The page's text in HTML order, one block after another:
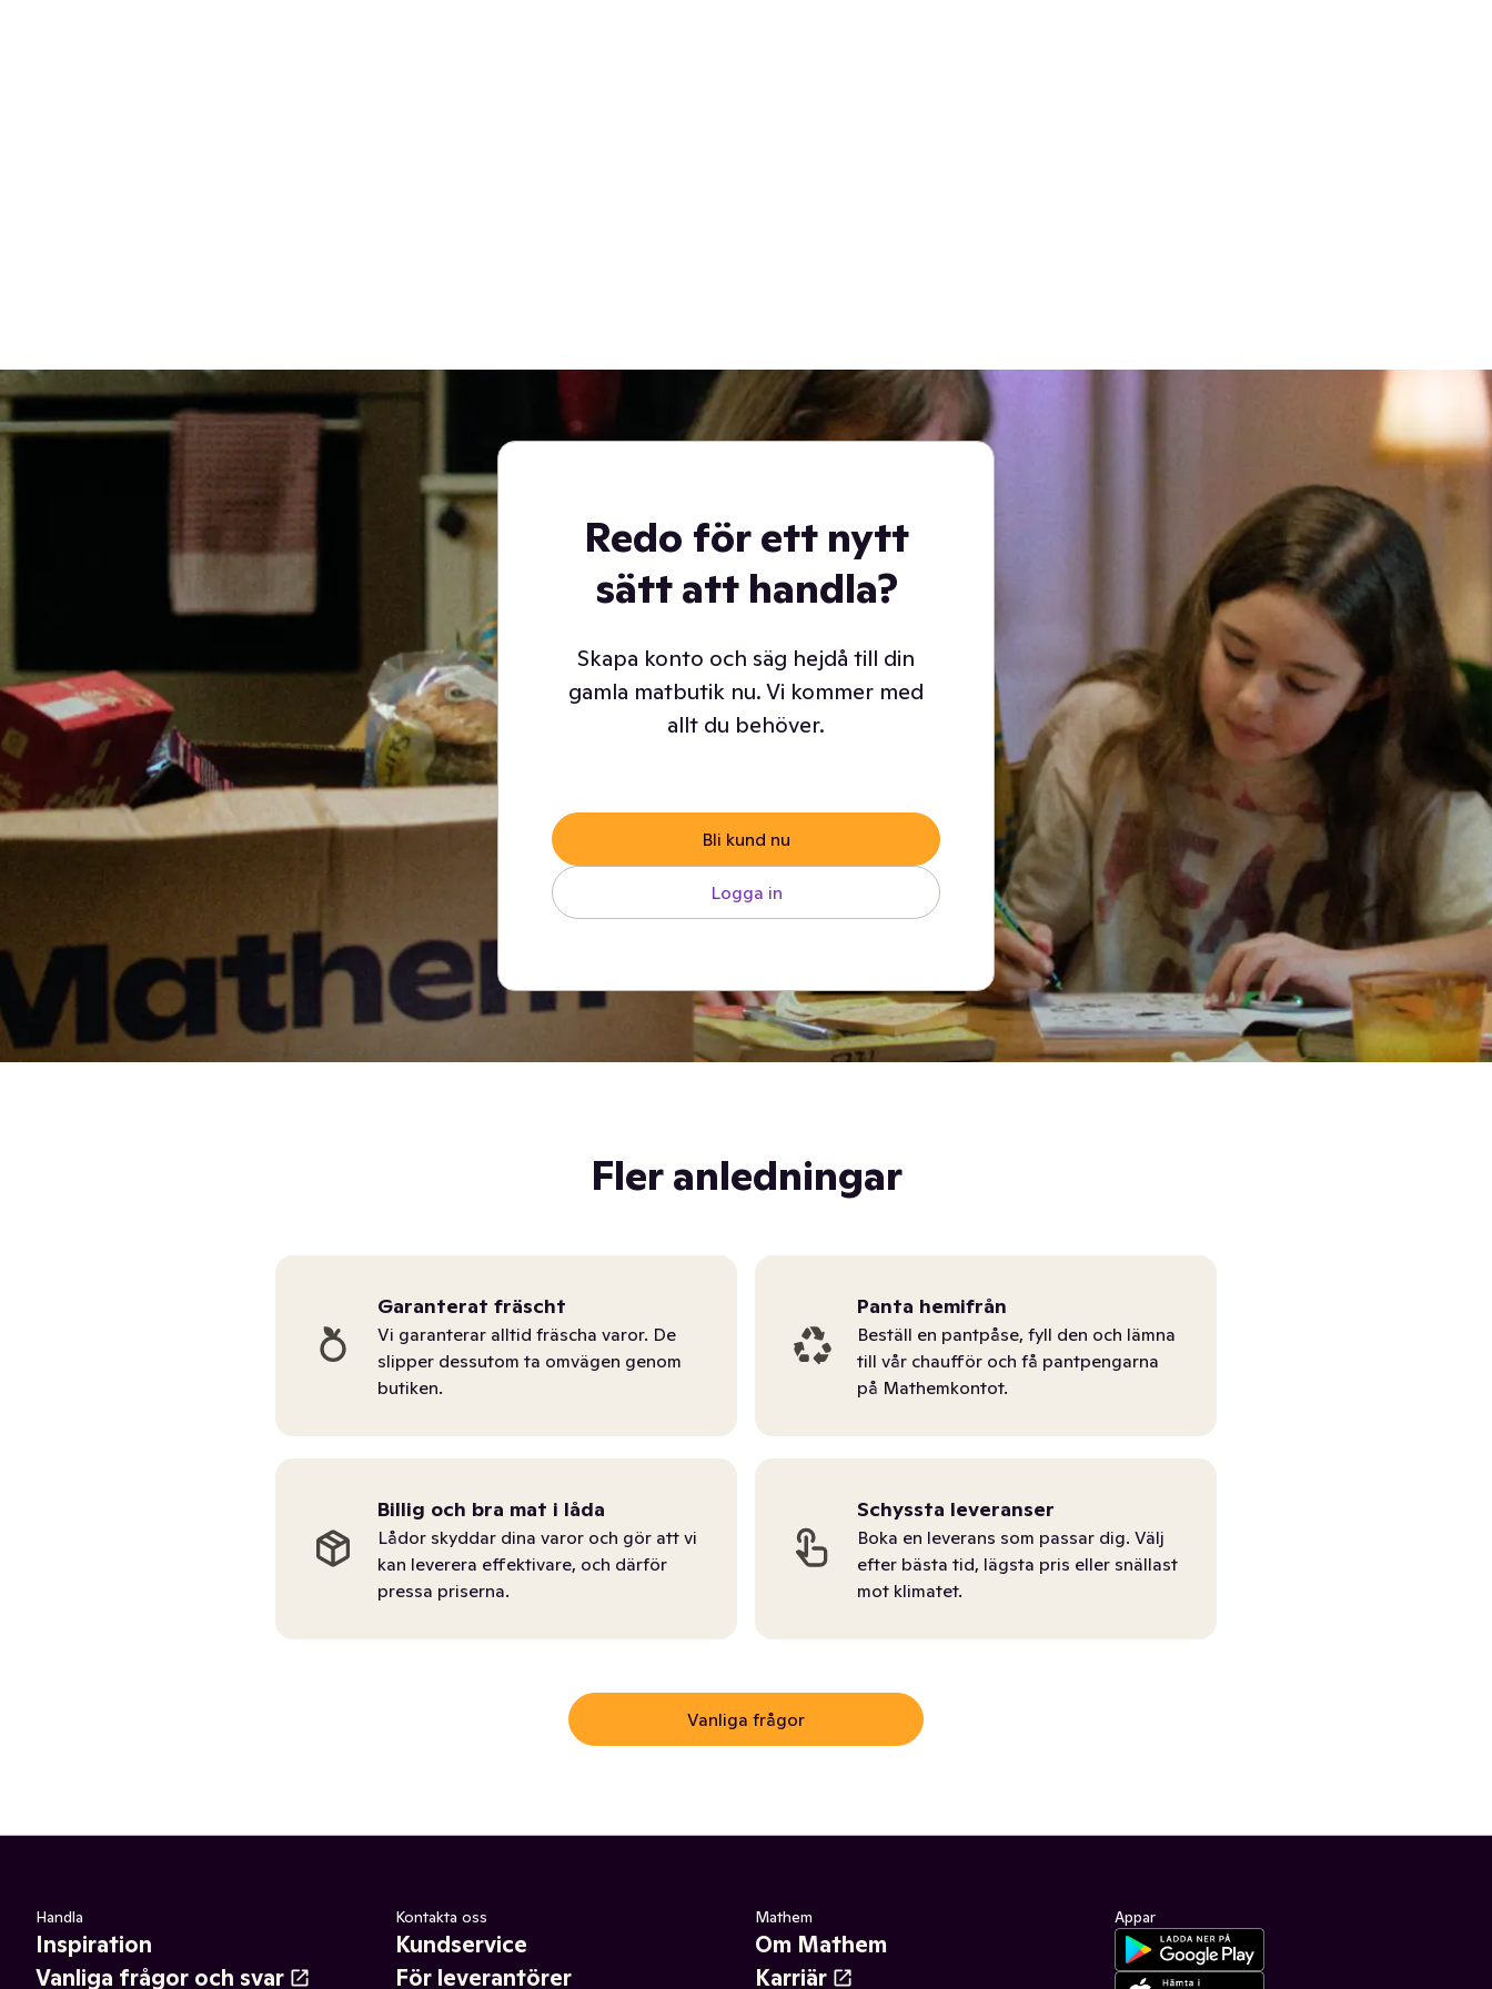
Redo för ett nytt
sätt att handla?
Skapa konto och säg hejdå till din
gamla matbutik nu. Vi kommer med
allt du behöver.
Bli kund nu
Logga in
Fler anledningar
Garanterat fräscht
Vi garanterar alltid fräscha varor. De
slipper dessutom ta omvägen genom
butiken.
Panta hemifrån
Beställ en pantpåse, fyll den och lämna
till vår chaufför och få pantpengarna
på Mathemkontot.
Billig och bra mat i låda
Lådor skyddar dina varor och gör att vi
kan leverera effektivare, och därför
pressa priserna.
Schyssta leveranser
Boka en leverans som passar dig. Välj
efter bästa tid, lägsta pris eller snällast
mot klimatet.
Vanliga frågor
Handla
Inspiration
Vanliga frågor och svar
Kontakta oss
Kundservice
För leverantörer
Mathem
Om Mathem
Karriär
Appar